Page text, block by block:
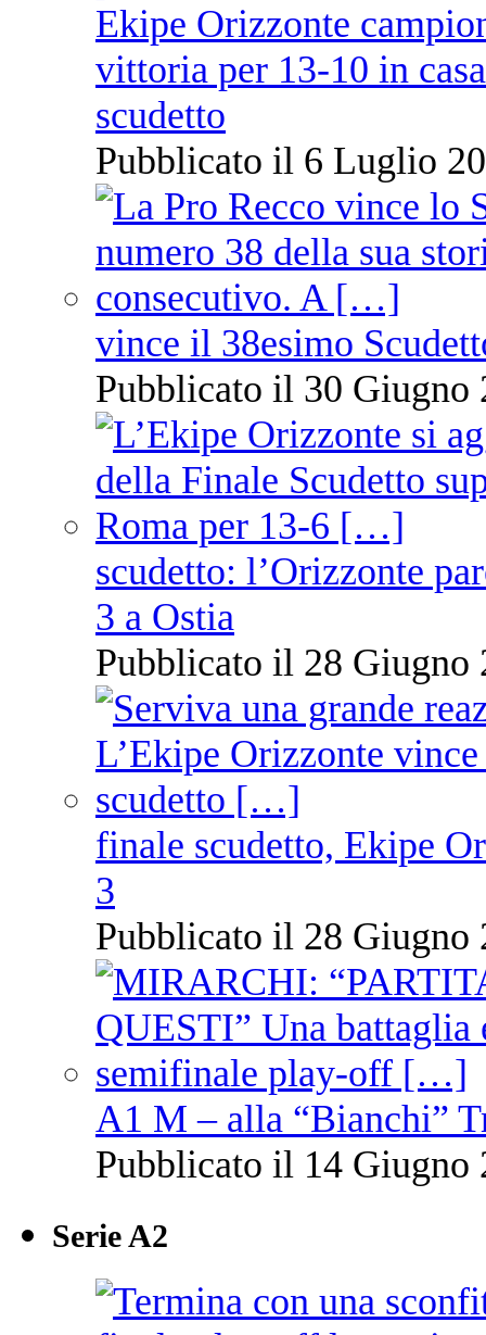
Ekipe Orizzonte
vittoria per 13-10 in
scudetto
Pubblicato il 6 Luglio
vince il 38esimo
Pubblicato il 30 Giugno
scudetto: l’Orizzonte
3 a Ostia
Pubblicato il 28 Giugno
finale scudetto, Ekipe
3
Pubblicato il 28 Giugno
A1 M – alla “Bianchi”
Pubblicato il 14 Giugno
Serie A2